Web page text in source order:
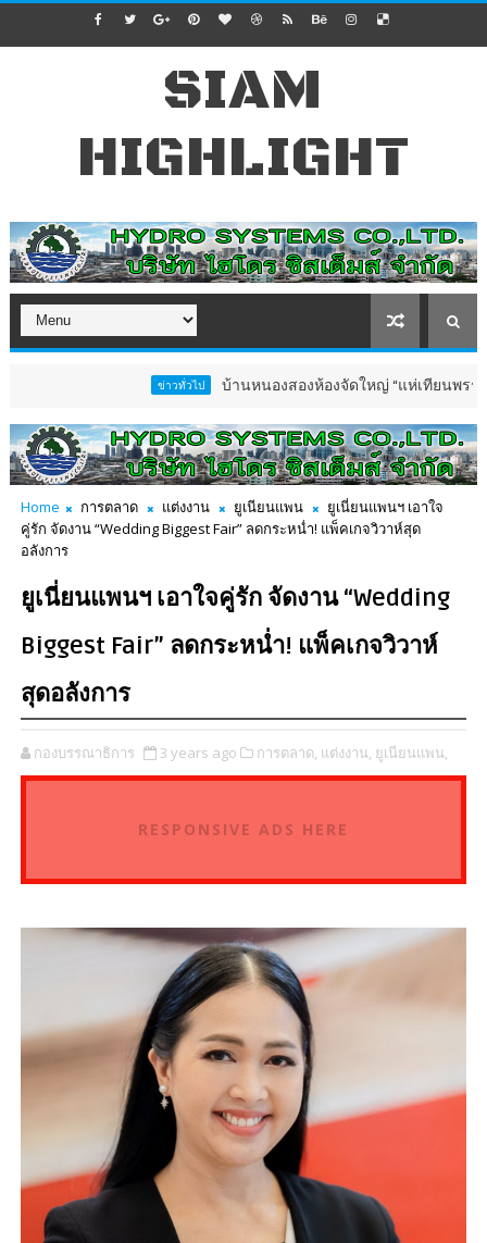
SIAM
HIGHLIGHT
บ้านหนองสองห้องจัดใหญ่ “แห่เทียนพรรษา–ผ้าป่าซ
Home การตลาด แต่งงาน ยูเนียนแพน
ยูเนี่ยนแพนฯ เอาใจ
คู่รัก จัดงาน “Wedding Biggest Fair” ลดกระหน่ำ! แพ็คเกจวิวาห์สุด
อลังการ
ยูเนี่ยนแพนฯ เอาใจคู่รัก จัดงาน “Wedding
Biggest Fair” ลดกระหน่ำ! แพ็คเกจวิวาห์
สุดอลังการ
กองบรรณาธิการ 3 years ago การตลาด, แต่งงาน, ยูเนียนแพน,
RESPONSIVE ADS HERE